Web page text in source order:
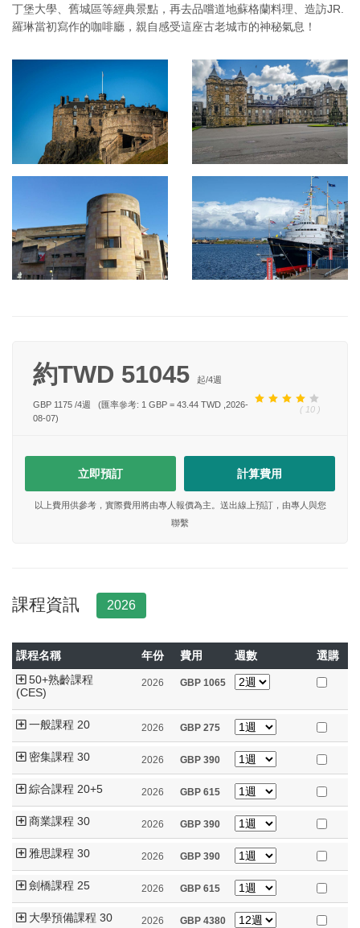
丁堡大學、舊城區等經典景點，再去品嚐道地蘇格蘭料理、造訪JR.
羅琳當初寫作的咖啡廳，親自感受這座古老城市的神秘氣息！
約TWD 51045 起/4週
GBP 1175 /4週 ( 10 )
(匯率參考: 1 GBP = 43.44 TWD ,2026-
08-07)
立即預訂 計算費用
以上費用供參考，實際費用將由專人報價為主。送出線上預訂，由專人與您
聯繫
課程資訊 2026
課程名稱 年份 費用 週數
選購
50+熟齡課程
(CES)
2026 GBP 1065
一般課程 20 2026 GBP 275
密集課程 30 2026 GBP 390
綜合課程 20+5 2026 GBP 615
商業課程 30 2026 GBP 390
雅思課程 30 2026 GBP 390
劍橋課程 25 2026 GBP 615
大學預備課程 30 2026 GBP 4380